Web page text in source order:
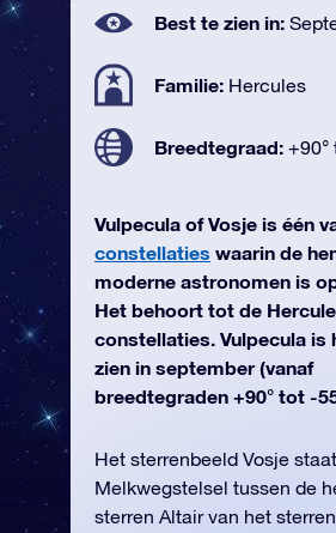
Best te zien in:
Familie: Hercules
Breedtegraad: +90°
Vulpecula of Vosje is één
constellaties waarin de
moderne astronomen is
Het behoort tot de
constellaties. Vulpecula is
zien in september (vanaf
breedtegraden +90° tot -
Het sterrenbeeld Vosje
Melkwegstelsel tussen de
sterren Altair van het